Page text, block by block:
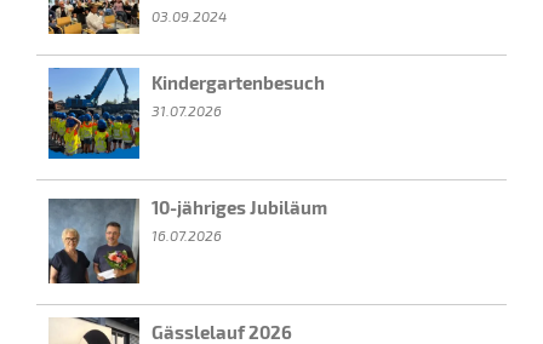
03.09.2024
Kindergartenbesuch
31.07.2026
10-jähriges Jubiläum
16.07.2026
Gässlelauf 2026